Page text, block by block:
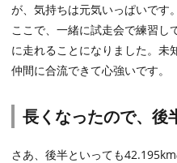
が、気持ちは元気いっぱいです。
ここで、一緒に試走会で練習し
に走れることになりました。未
仲間に合流できて心強いです。
長くなったので、後
さあ、後半といっても